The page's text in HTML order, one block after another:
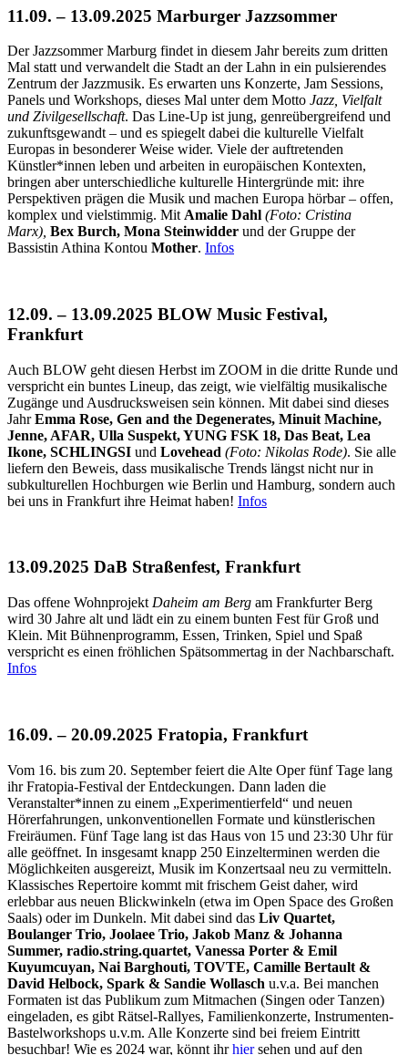
11.09. – 13.09.2025 Marburger Jazzsommer
Der Jazzsommer Marburg findet in diesem Jahr bereits zum dritten
Mal statt und verwandelt die Stadt an der Lahn in ein pulsierendes
Zentrum der Jazzmusik. Es erwarten uns Konzerte, Jam Sessions,
Panels und Workshops, dieses Mal unter dem Motto Jazz, Vielfalt
und Zivilgesellschaft. Das Line-Up ist jung, genreübergreifend und
zukunftsgewandt – und es spiegelt dabei die kulturelle Vielfalt
Europas in besonderer Weise wider. Viele der auftretenden
Künstler*innen leben und arbeiten in europäischen Kontexten,
bringen aber unterschiedliche kulturelle Hintergründe mit: ihre
Perspektiven prägen die Musik und machen Europa hörbar – offen,
komplex und vielstimmig. Mit Amalie Dahl (Foto: Cristina
Marx), Bex Burch, ​​Mona Steinwidder und der Gruppe der
Bassistin Athina Kontou Mother. Infos
12.09. – 13.09.2025 BLOW Music Festival,
Frankfurt
Auch BLOW geht diesen Herbst im ZOOM in die dritte Runde und
verspricht ein buntes Lineup, das zeigt, wie vielfältig musikalische
Zugänge und Ausdrucksweisen sein können. Mit dabei sind dieses
JahrEmma Rose, Gen and the Degenerates, Minuit Machine,
Jenne, AFAR, Ulla Suspekt, YUNG FSK 18, Das Beat, Lea
Ikone, SCHLINGSI und Lovehead (Foto: Nikolas Rode). Sie alle
liefern den Beweis, dass musikalische Trends längst nicht nur in
subkulturellen Hochburgen wie Berlin und Hamburg, sondern auch
bei uns in Frankfurt ihre Heimat haben! Infos
13.09.2025 DaB Straßenfest, Frankfurt
Das offene Wohnprojekt Daheim am Berg am Frankfurter Berg
wird 30 Jahre alt und lädt ein zu einem bunten Fest für Groß und
Klein. Mit Bühnenprogramm, Essen, Trinken, Spiel und Spaß
verspricht es einen fröhlichen Spätsommertag in der Nachbarschaft.
Infos
16.09. – 20.09.2025 Fratopia, Frankfurt
Vom 16. bis zum 20. September feiert die Alte Oper fünf Tage lang
ihr Fratopia-Festival der Entdeckungen. Dann laden die
Veranstalter*innen zu einem „Experimentierfeld“ und neuen
Hörerfahrungen, unkonventionellen Formate und künstlerischen
Freiräumen. Fünf Tage lang ist das Haus von 15 und 23:30 Uhr für
alle geöffnet. In insgesamt knapp 250 Einzelterminen werden die
Möglichkeiten ausgereizt, Musik im Konzertsaal neu zu vermitteln.
Klassisches Repertoire kommt mit frischem Geist daher, wird
erlebbar aus neuen Blickwinkeln (etwa im Open Space des Großen
Saals) oder im Dunkeln. Mit dabei sind das Liv Quartet,
Boulanger Trio, Joolaee Trio, Jakob Manz & Johanna
Summer, radio.string.quartet, Vanessa Porter & Emil
Kuyumcuyan, Nai Barghouti, TOVTE, Camille Bertault &
David Helbock, Spark & Sandie Wollasch u.v.a. Bei manchen
Formaten ist das Publikum zum Mitmachen (Singen oder Tanzen)
eingeladen, es gibt Rätsel-Rallyes, Familienkonzerte, Instrumenten-
Bastelworkshops u.v.m. Alle Konzerte sind bei freiem Eintritt
besuchbar! Wie es 2024 war, könnt ihrhiersehen und auf den